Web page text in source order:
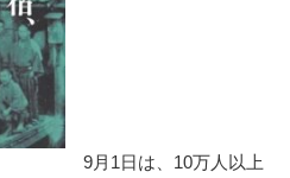
9月1日は、10万人以上